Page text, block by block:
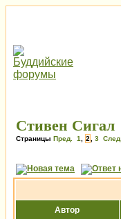
Стивен Сигал
Страницы Пред. 1 2 3 След.
Автор